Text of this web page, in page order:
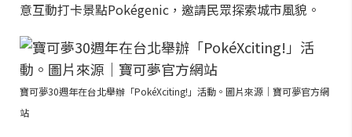
意互動打卡景點Pokégenic，邀請民眾探索城市風貌。
寶可夢30週年在台北舉辦「PokéXciting!」活動。圖片來源｜寶可夢官方網
站